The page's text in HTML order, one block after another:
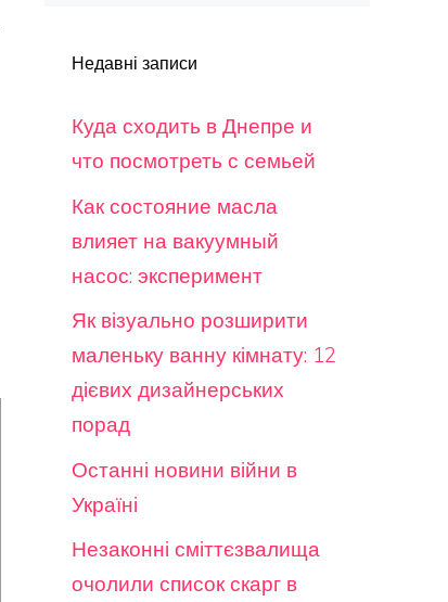
Недавні записи
Куда сходить в Днепре и
что посмотреть с семьей
Как состояние масла
влияет на вакуумный
насос: эксперимент
Як візуально розширити
маленьку ванну кімнату: 12
дієвих дизайнерських
порад
Останні новини війни в
Україні
Незаконні сміттєзвалища
очолили список скарг в